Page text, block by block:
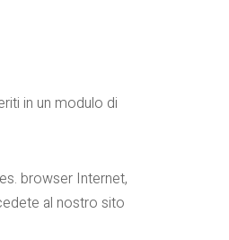
in un modulo di
browser Internet,
al nostro sito